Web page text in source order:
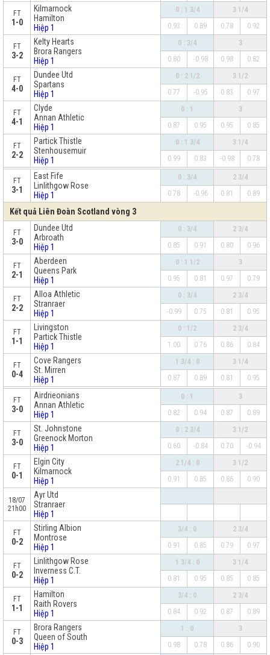
FT
1-0
Kilmarnock
Hamilton
Hiệp 1
0 : 1 3/4
3 1/4
0.93
0.89 0.78 0.92
FT
3-2
Kelty Hearts
Brora Rangers
Hiệp 1
0 : 3/4
3
0.80
-0.98 0.98 0.82
FT
4-0
Dundee Utd
Spartans
Hiệp 1
0 : 2 1/2
3 1/2
0.77
-0.95 0.83 0.97
FT
4-1
Clyde
Annan Athletic
Hiệp 1
0 : 1
3
0.87
0.95 0.95 0.85
FT
2-2
Partick Thistle
Stenhousemuir
Hiệp 1
0 : 1 3/4
3 1/4
0.99
0.83 -0.98 0.78
x
FT
3-1
East Fife
Linlithgow Rose
Hiệp 1
0 : 3/4
2 3/4
0.78
-0.96 0.81 0.89
Kết quả Liên Đoàn Scotland vòng 3
FT
3-0
Dundee Utd
Arbroath
Hiệp 1
0 : 3/4
2 3/4
0.85
0.91 0.80 0.96
FT
2-1
Aberdeen
Queens Park
Hiệp 1
0 : 1 1/2
3
0.95
0.81 0.97 0.79
FT
2-2
Alloa Athletic
Stranraer
Hiệp 1
0 : 3/4
2 3/4
-0.99
0.75 0.81 0.95
FT
1-1
Livingston
Partick Thistle
Hiệp 1
0 : 1/2
2 3/4
1.00
0.76 0.86 0.84
FT
0-4
Cove Rangers
St. Mirren
Hiệp 1
1 3/4 : 0
3 1/4
0.87
0.89 0.81 0.95
x
FT
3-0
Airdrieonians
Annan Athletic
Hiệp 1
0 : 1
3
0.82
0.94 0.87 0.89
FT
3-0
St. Johnstone
Greenock Morton
Hiệp 1
0 : 2 3/4
3 1/2
0.60
-0.84 0.70 -0.94
FT
0-1
Elgin City
Kilmarnock
Hiệp 1
2 1/4 : 0
3 1/2
0.91
0.85 0.86 0.90
18/07
21h00
Ayr Utd
Stranraer
Hiệp 1
FT
0-2
Stirling Albion
Montrose
Hiệp 1
3/4 : 0
2 3/4
0.91
0.85 0.79 0.97
FT
0-2
Linlithgow Rose
Inverness C.T.
Hiệp 1
1 3/4 : 0
3 1/4
0.81
0.95 0.85 0.85
FT
1-1
Hamilton
Raith Rovers
Hiệp 1
3/4 : 0
2 3/4
0.84
0.92 0.87 0.89
FT
0-3
Brora Rangers
Queen of South
Hiệp 1
1 : 0
3
0.98
0.78 0.86 0.90